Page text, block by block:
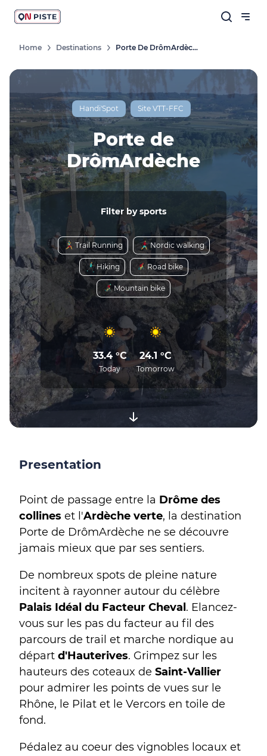
Home Destinations Porte De DrômArdèche
Handi'Spot Site VTT-FFC
Porte de
DrômArdèche
Filter by sports
Trail Running Nordic walking
Hiking Road bike
Mountain bike
33.4 °C
Today
24.1 °C
Tomorrow
Presentation
Point de passage entre la Drôme des
collines et l'Ardèche verte, la destination
Porte de DrômArdèche ne se découvre
jamais mieux que par ses sentiers.
De nombreux spots de pleine nature
incitent à rayonner autour du célèbre
Palais Idéal du Facteur Cheval . Elancez-
vous sur les pas du facteur au fil des
parcours de trail et marche nordique au
départ d'Hauterives. Grimpez sur les
hauteurs des coteaux de Saint-Vallier
pour admirer les points de vues sur le
Rhône, le Pilat et le Vercors en toile de
fond.
Pédalez au coeur des vignobles locaux et